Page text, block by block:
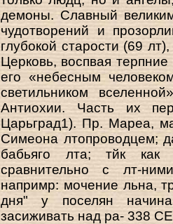
демоны. Славный
чудотворений и
глубокой старости (69
Церковь, воспвая
его «небесным
светильником
Антиохии. Часть их
Царьград1). Пр. Мареа,
Симеона лтопроводцем;
бабьяго лта; тйк как
сравнительно с лт-
напримр: мочение льна,
дня" у поселян
засиживать над ра- 338